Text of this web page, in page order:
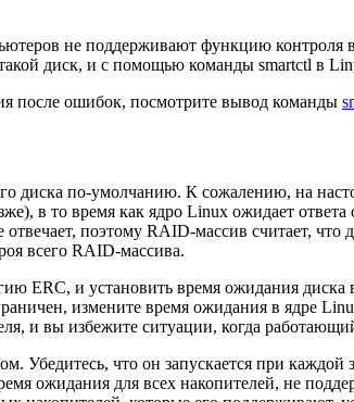
не поддерживают функцию контроля
диск, и с помощью команды smartctl в
после ошибок, посмотрите вывод команды
диска по-умолчанию. К сожалению, на
в то время как ядро Linux ожидает
поэтому RAID-массив считает,
всего RAID-массива.
ERC, и установить время ожидания
измените время ожидания в ядре
и вы избежите ситуации, когда
что он запускается при каждой
ожидания для всех накопителей, не